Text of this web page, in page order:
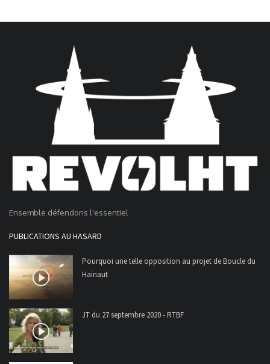
Ensemble défendons l'essentiel
PUBLICATIONS AU HASARD
Pourquoi une telle opposition au projet de Boucle du
Hainaut
JT du 27 septembre 2020 - RTBF